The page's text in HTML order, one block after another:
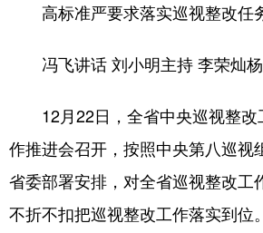
高标准严要求落实巡视整改任
冯飞讲话 刘小明主持 李荣灿
12月22日，全省中央巡视整改
作推进会召开，按照中央第八巡视
省委部署安排，对全省巡视整改工
不折不扣把巡视整改工作落实到位